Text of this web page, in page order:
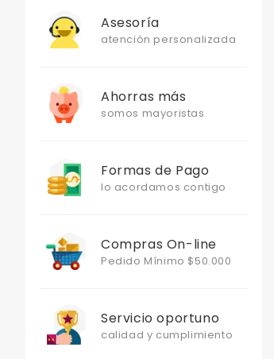
Asesoría
atención personalizada
Ahorras más
somos mayoristas
Formas de Pago
lo acordamos contigo
Compras On-line
Pedido Mínimo $50.000
Servicio oportuno
calidad y cumplimiento